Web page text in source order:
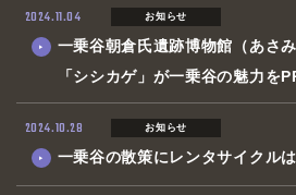
2024.11.04 お知らせ
一乗谷朝倉氏遺跡博物館（あさ
「シシカゲ」が一乗谷の魅力を
2024.10.28 お知らせ
一乗谷の散策にレンタサイクル